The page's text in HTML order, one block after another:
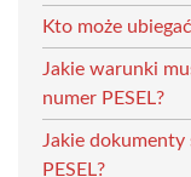
Kto może
Jakie warunki
numer PESEL?
Jakie
PESEL?